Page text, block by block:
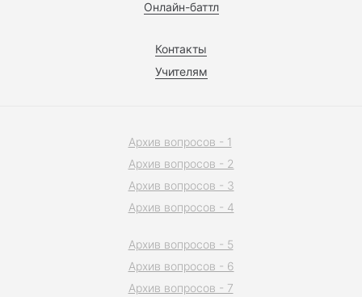
Онлайн-баттл
Контакты
Учителям
Архив вопросов - 1
Архив вопросов - 2
Архив вопросов - 3
Архив вопросов - 4
Архив вопросов - 5
Архив вопросов - 6
Архив вопросов - 7